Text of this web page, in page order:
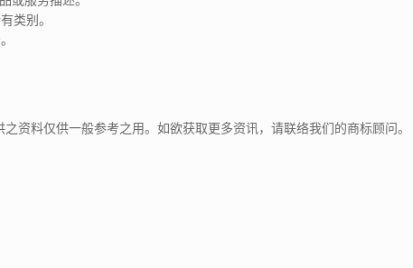
类别。
资料仅供一般参考之用。如欲获取更多资讯，请联络我们的商标顾问。